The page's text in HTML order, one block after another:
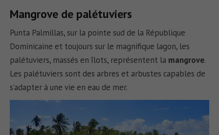
Mangrove de palétuviers
Punta Palmillas, sur la pointe sud de la République
Dominicaine et toujours sur le magnifique lagon, les
palétuviers, massés en îlots, représentent la mangrove.
Les palétuviers sont des arbres et arbustes capables de
s’adapter à une vie en eau de mer.